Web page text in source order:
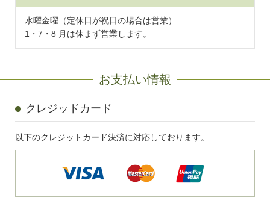
⽔曜⾦曜（定休⽇が祝⽇の場合は営業）
1・7・8 月は休まず営業します。
お支払い情報
クレジッドカード
以下のクレジットカード決済に対応しております。